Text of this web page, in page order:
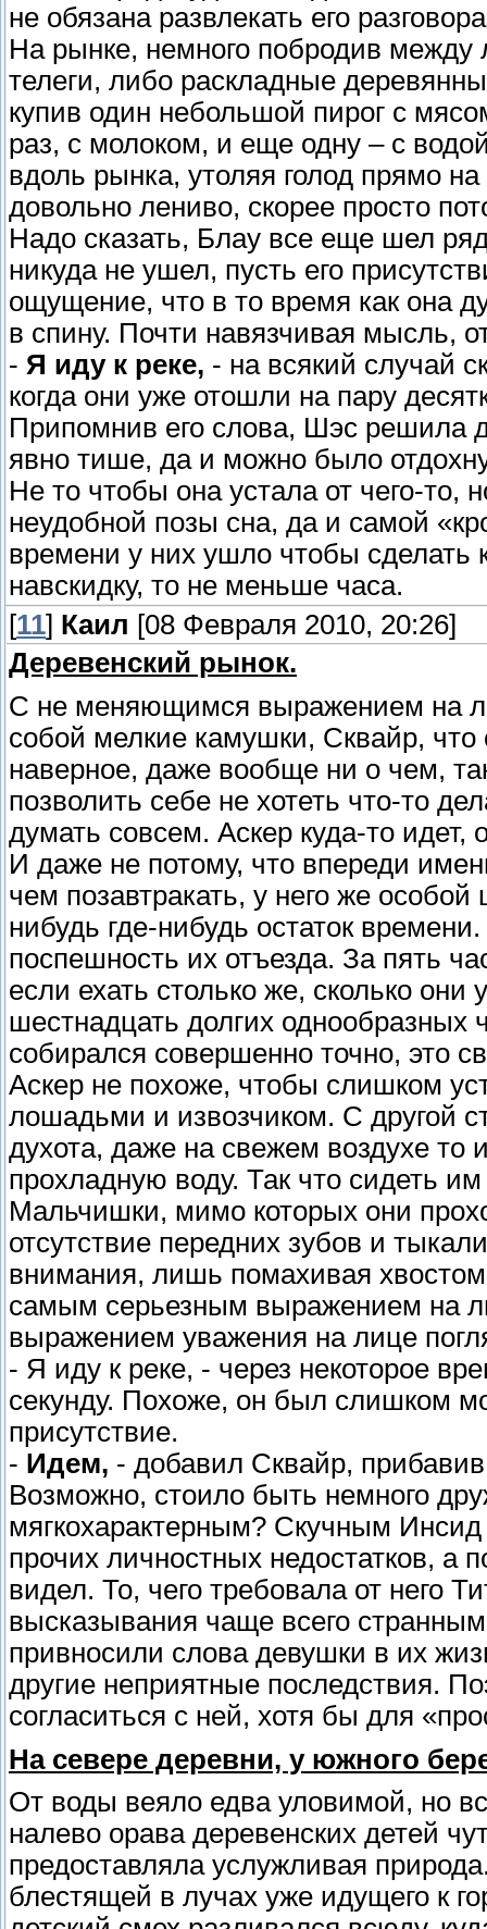
не обязана развлекать его
На рынке, немного побродив
телеги, либо раскладные
купив один небольшой пирог с
раз, с молоком, и еще одну – с
вдоль рынка, утоляя голод прямо
довольно лениво, скорее просто
Надо сказать, Блау все еще шел
никуда не ушел, пусть его
ощущение, что в то время как она
в спину. Почти навязчивая мысль,
- Я иду к реке, - на всякий случай
когда они уже отошли на пару
Припомнив его слова, Шэс решила
явно тише, да и можно было
Не то чтобы она устала от чего-то,
неудобной позы сна, да и самой
времени у них ушло чтобы сделать
навскидку, то не меньше часа.
[11] Каил [08 Февраля 2010, 20:26]
Деревенский рынок.
С не меняющимся выражением на
собой мелкие камушки, Сквайр,
наверное, даже вообще ни о чем,
позволить себе не хотеть что-то
думать совсем. Аскер куда-то идет,
И даже не потому, что впереди
чем позавтракать, у него же
нибудь где-нибудь остаток
поспешность их отъезда. За пять
если ехать столько же, сколько
шестнадцать долгих
собирался совершенно точно, это
Аскер не похоже, чтобы слишком
лошадьми и извозчиком. С другой
духота, даже на свежем воздухе то
прохладную воду. Так что сидеть
Мальчишки, мимо которых они
отсутствие передних зубов и
внимания, лишь помахивая
самым серьезным выражением на
выражением уважения на лице
- Я иду к реке, - через некоторое
секунду. Похоже, он был слишком
присутствие.
- Идем, - добавил Сквайр,
Возможно, стоило быть немного
мягкохарактерным? Скучным
прочих личностных недостатков, а
видел. То, чего требовала от него
высказывания чаще всего
привносили слова девушки в их
другие неприятные последствия.
согласиться с ней, хотя бы для
На севере деревни, у южного
От воды веяло едва уловимой, но
налево орава деревенских детей
предоставляла услужливая
блестящей в лучах уже идущего к